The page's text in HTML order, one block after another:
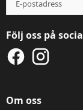
Om oss
Följ oss på